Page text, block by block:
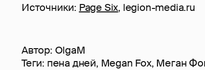
Источники: Page Six, legion-media.ru
Автор: OlgaM
Теги: пена дней, Megan Fox, Меган